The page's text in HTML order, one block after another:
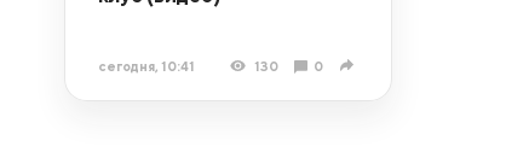
сегодня, 10:41 130 0